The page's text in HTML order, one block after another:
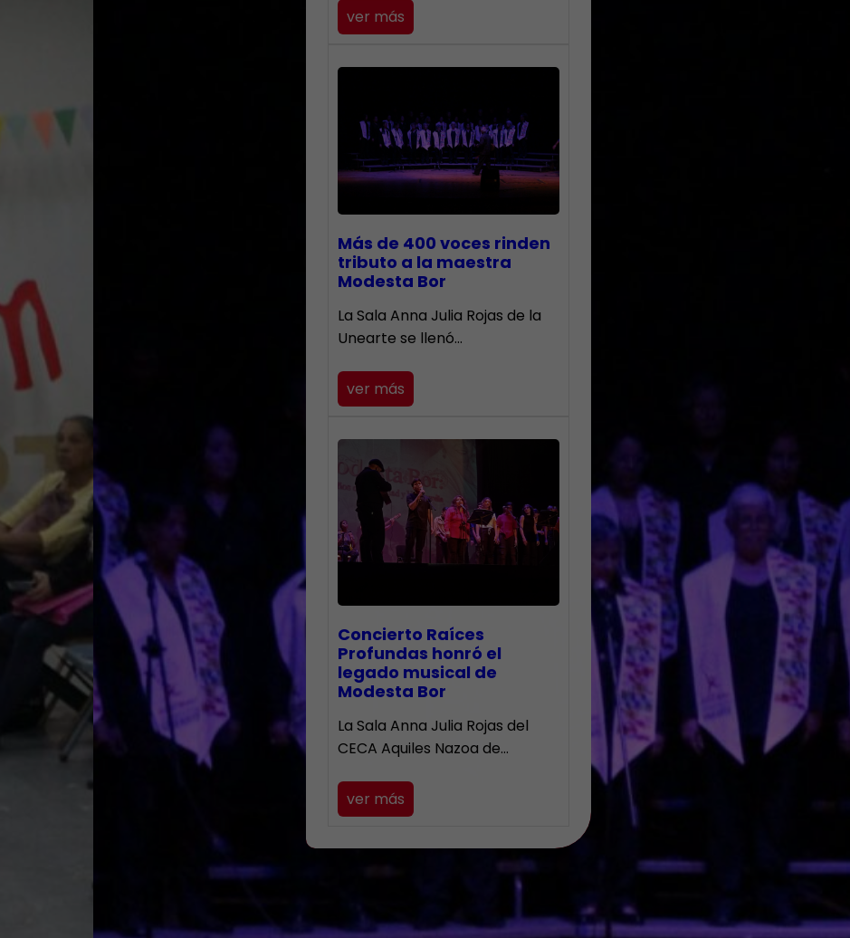
ver más
Más de 400 voces rinden
tributo a la maestra
Modesta Bor
​La Sala Anna Julia Rojas de la
Unearte se llenó…
ver más
​Concierto Raíces
Profundas honró el
legado musical de
Modesta Bor
La Sala Anna Julia Rojas del
CECA Aquiles Nazoa de…
ver más